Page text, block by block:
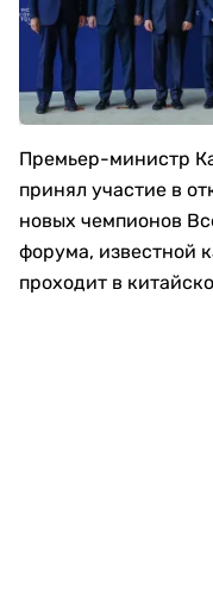
Премьер-министр
принял участие в
новых чемпионов
форума, известной
проходит в